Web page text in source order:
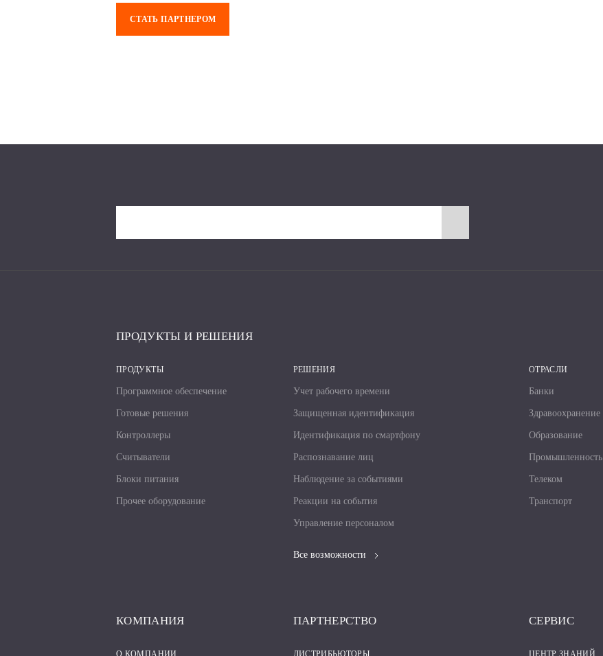
СТАТЬ ПАРТНЕРОМ
ПРОДУКТЫ И РЕШЕНИЯ
ПРОДУКТЫ
Программное обеспечение
Готовые решения
Контроллеры
Считыватели
Блоки питания
Прочее оборудование
РЕШЕНИЯ
Учет рабочего времени
Защищенная идентификация
Идентификация по смартфону
Распознавание лиц
Наблюдение за событиями
Реакции на события
Управление персоналом
Все возможности
ОТРАСЛИ
Банки
Здравоохранение
Образование
Промышленность
Телеком
Транспорт
КОМПАНИЯ
О КОМПАНИИ
ПАРТНЕРСТВО
ДИСТРИБЬЮТОРЫ
СЕРВИС
ЦЕНТР ЗНАНИЙ